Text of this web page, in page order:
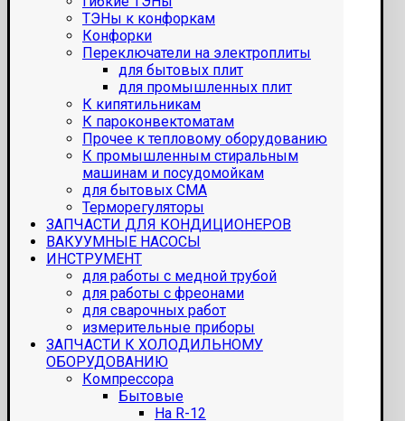
ТЭНы к конфоркам
Конфорки
Переключатели на электроплиты
для бытовых плит
для промышленных плит
К кипятильникам
К пароконвектоматам
Прочее к тепловому оборудованию
К промышленным стиральным
машинам и посудомойкам
для бытовых СМА
Терморегуляторы
ЗАПЧАСТИ ДЛЯ КОНДИЦИОНЕРОВ
ВАКУУМНЫЕ НАСОСЫ
ИНСТРУМЕНТ
для работы с медной трубой
для работы с фреонами
для сварочных работ
измерительные приборы
ЗАПЧАСТИ К ХОЛОДИЛЬНОМУ
ОБОРУДОВАНИЮ
Компрессора
Бытовые
На R-12